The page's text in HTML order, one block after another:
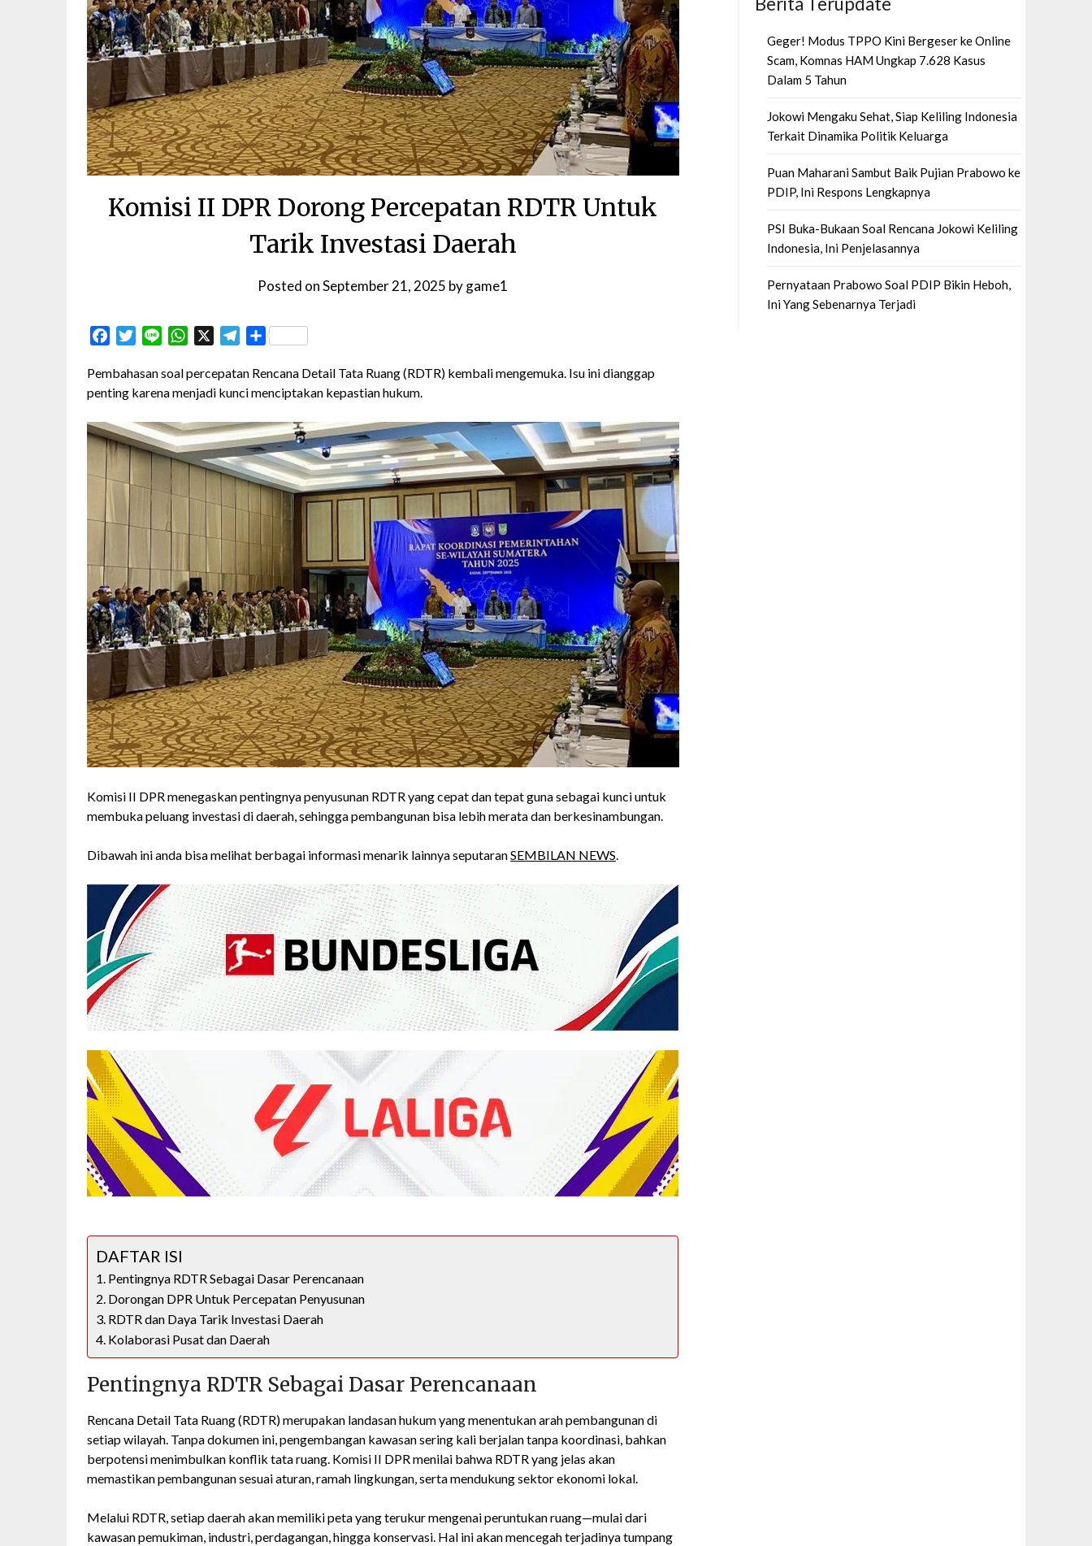
Komisi II DPR Dorong Percepatan RDTR Untuk
Tarik Investasi Daerah
Posted onSeptember 21, 2025 bygame1
FacebookTwitterLine WhatsApp Telegram
Share
Pembahasan soal percepatan Rencana Detail Tata Ruang (RDTR) kembali mengemuka. Isu ini dianggap
penting karena menjadi kunci menciptakan kepastian hukum.
Komisi II DPR menegaskan pentingnya penyusunan RDTR yang cepat dan tepat guna sebagai kunci untuk
membuka peluang investasi di daerah, sehingga pembangunan bisa lebih merata dan berkesinambungan.
Dibawah ini anda bisa melihat berbagai informasi menarik lainnya seputaranSEMBILAN NEWS.
DAFTAR ISI
Pentingnya RDTR Sebagai Dasar Perencanaan
Dorongan DPR Untuk Percepatan Penyusunan
RDTR dan Daya Tarik Investasi Daerah
Kolaborasi Pusat dan Daerah
Pentingnya RDTR Sebagai Dasar Perencanaan
Rencana Detail Tata Ruang (RDTR) merupakan landasan hukum yang menentukan arah pembangunan di
setiap wilayah. Tanpa dokumen ini, pengembangan kawasan sering kali berjalan tanpa koordinasi, bahkan
berpotensi menimbulkan konflik tata ruang. Komisi II DPR menilai bahwa RDTR yang jelas akan
memastikan pembangunan sesuai aturan, ramah lingkungan, serta mendukung sektor ekonomi lokal.
Melalui RDTR, setiap daerah akan memiliki peta yang terukur mengenai peruntukan ruang—mulai dari
kawasan pemukiman, industri, perdagangan, hingga konservasi. Hal ini akan mencegah terjadinya tumpang
Geger! Modus TPPO Kini Bergeser ke Online
Scam, Komnas HAM Ungkap 7.628 Kasus
Dalam 5 Tahun
Jokowi Mengaku Sehat, Siap Keliling Indonesia
Terkait Dinamika Politik Keluarga
Puan Maharani Sambut Baik Pujian Prabowo ke
PDIP, Ini Respons Lengkapnya
PSI Buka-Bukaan Soal Rencana Jokowi Keliling
Indonesia, Ini Penjelasannya
Pernyataan Prabowo Soal PDIP Bikin Heboh,
Ini Yang Sebenarnya Terjadi